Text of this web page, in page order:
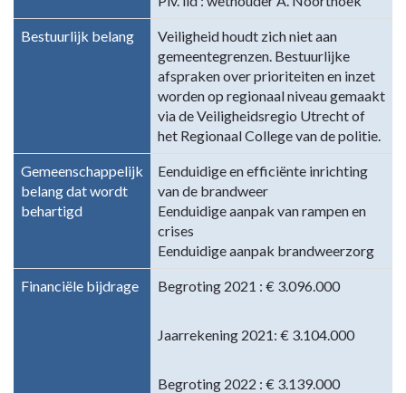
Bestuurlijk belang
Veiligheid houdt zich niet aan
gemeentegrenzen. Bestuurlijke
afspraken over prioriteiten en inzet
worden op regionaal niveau gemaakt
via de Veiligheidsregio Utrecht of
het Regionaal College van de politie.
Gemeenschappelijk
belang dat wordt
behartigd
Eenduidige en efficiënte inrichting
van de brandweer
Eenduidige aanpak van rampen en
crises
Eenduidige aanpak brandweerzorg
Financiële bijdrage Begroting 2021 : € 3.096.000
Jaarrekening 2021: € 3.104.000
Begroting 2022 : € 3.139.000